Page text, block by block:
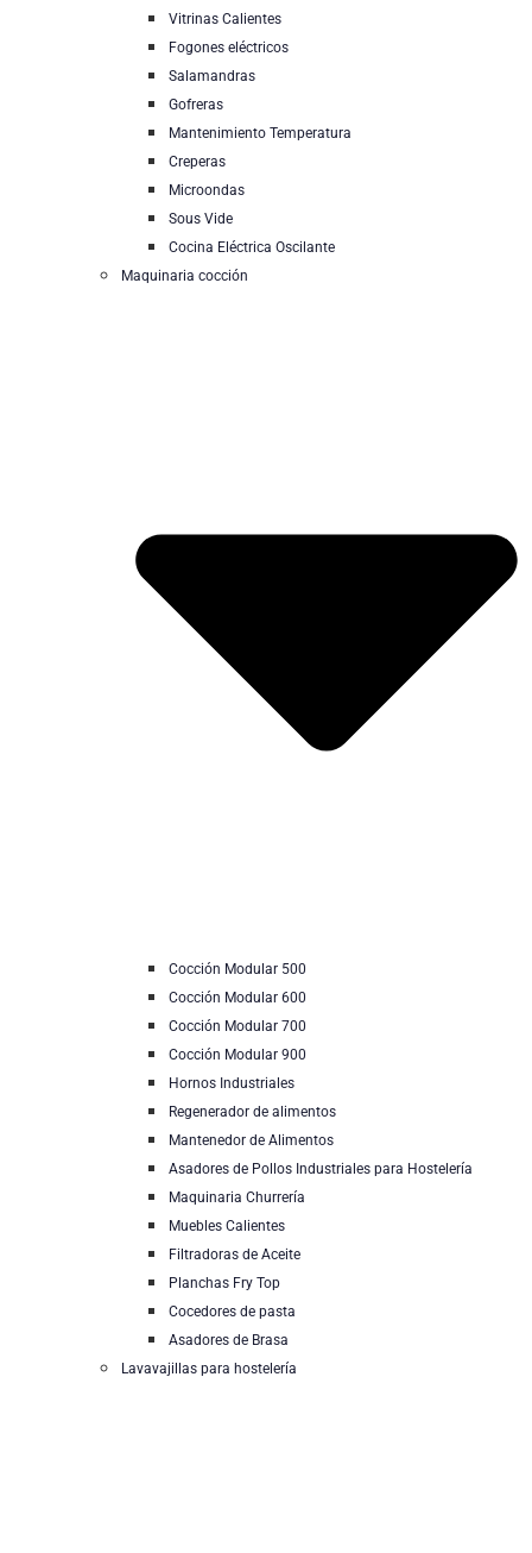
Vitrinas Calientes
Fogones eléctricos
Salamandras
Gofreras
Mantenimiento Temperatura
Creperas
Microondas
Sous Vide
Cocina Eléctrica Oscilante
Maquinaria cocción
Cocción Modular 500
Cocción Modular 600
Cocción Modular 700
Cocción Modular 900
Hornos Industriales
Regenerador de alimentos
Mantenedor de Alimentos
Asadores de Pollos Industriales para Hostelería
Maquinaria Churrería
Muebles Calientes
Filtradoras de Aceite
Planchas Fry Top
Cocedores de pasta
Asadores de Brasa
Lavavajillas para hostelería